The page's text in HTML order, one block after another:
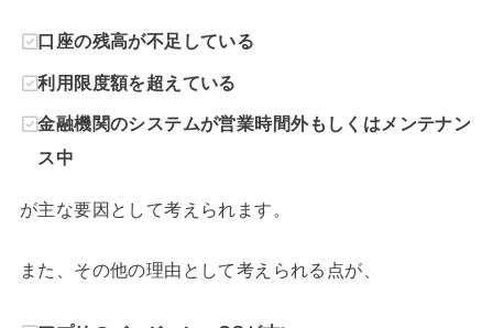
口座の残高が不足している
利用限度額を超えている
金融機関のシステムが営業時間外もしくはメンテナン
ス中
が主な要因として考えられます。
また、その他の理由として考えられる点が、